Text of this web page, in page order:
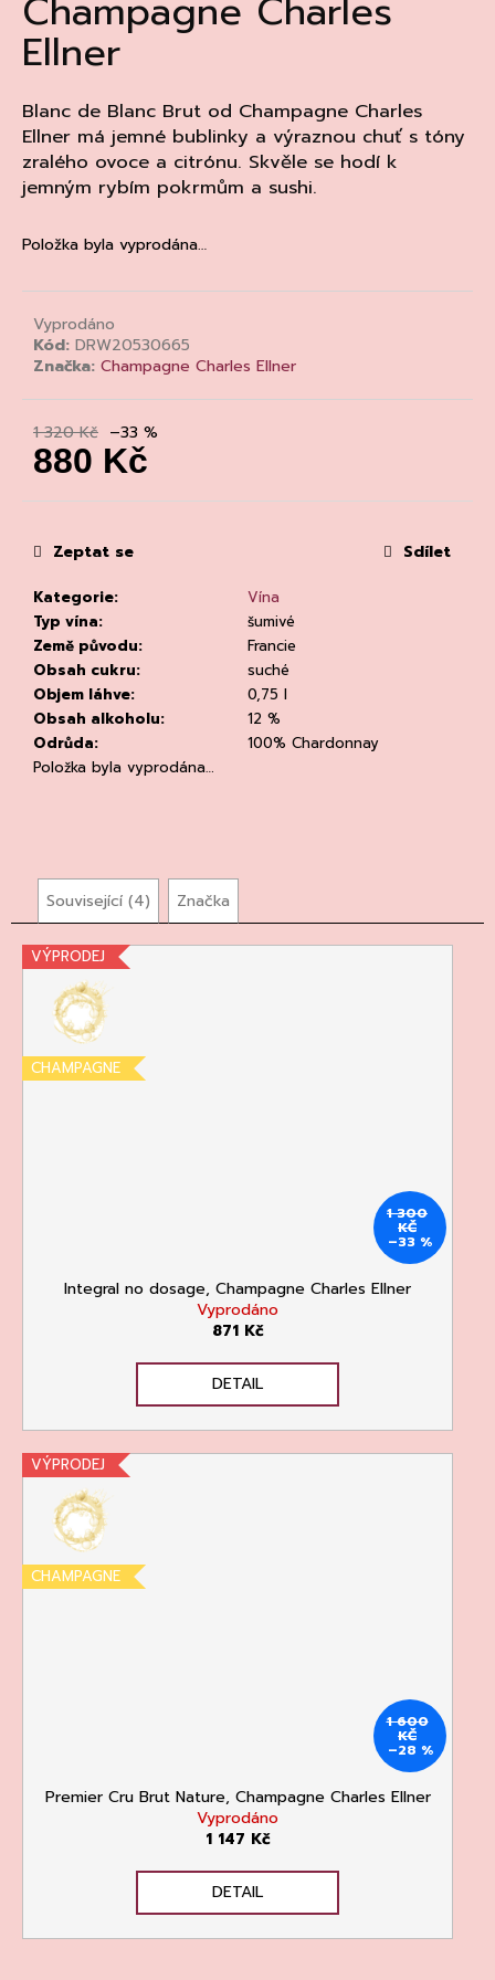
Champagne Charles
Ellner
Blanc de Blanc Brut od Champagne Charles
Ellner má jemné bublinky a výraznou chuť s tóny
zralého ovoce a citrónu. Skvěle se hodí k
jemným rybím pokrmům a sushi.
Položka byla vyprodána…
Vyprodáno
Kód: DRW20530665
Značka: Champagne Charles Ellner
1 320 Kč –33 %
880 Kč
cena:
Kategorie:
Vína
Typ vína:
šumivé
Země původu:
Francie
Obsah cukru:
suché
Objem láhve:
0,75 l
Obsah alkoholu:
12 %
Odrůda:
100% Chardonnay
Položka byla vyprodána…
Zeptat se Sdílet
Související (4) Značka
VÝPRODEJ
CHAMPAGNE
1 300
KČ
–33 %
Integral no dosage, Champagne Charles Ellner
Vyprodáno
871 Kč
DETAIL
VÝPRODEJ
CHAMPAGNE
1 600
KČ
–28 %
Premier Cru Brut Nature, Champagne Charles Ellner
Vyprodáno
1 147 Kč
DETAIL
a
j
t
?
HLEDAT
D
o
p
o
č
m
e
LOOSEN
DR.
LOOSEN
292
Kč